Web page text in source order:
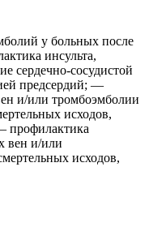
у больных после
инсульта,
сердечно-сосудистой
предсердий; —
и/или тромбоэмболии
исходов,
профилактика
вен и/или
исходов,